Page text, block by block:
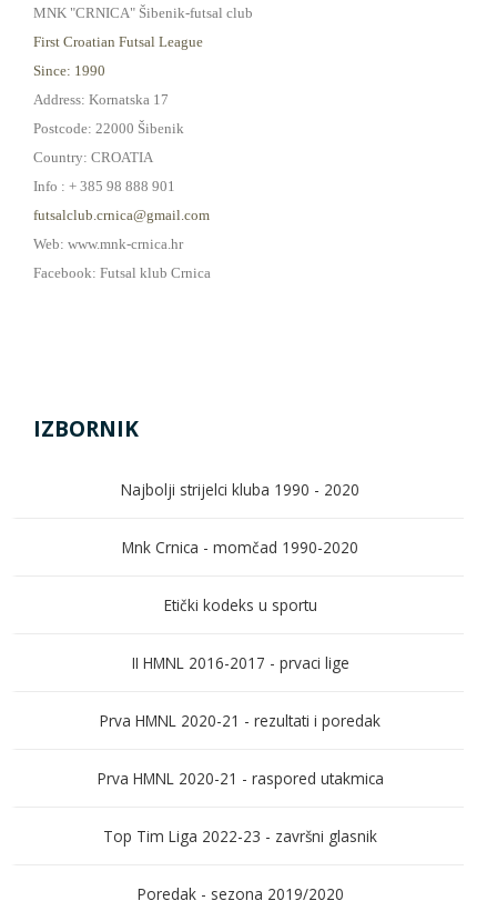
MNK "CRNICA" Šibenik-futsal club
First Croatian Futsal League
Since: 1990
Address: Kornatska 17
Postcode: 22000 Šibenik
Country: CROATIA
Info : + 385 98 888 901
futsalclub.crnica@gmail.com
Web: www.mnk-crnica.hr
Facebook: Futsal klub Crnica
IZBORNIK
Najbolji strijelci kluba 1990 - 2020
Mnk Crnica - momčad 1990-2020
Etički kodeks u sportu
II HMNL 2016-2017 - prvaci lige
Prva HMNL 2020-21 - rezultati i poredak
Prva HMNL 2020-21 - raspored utakmica
Top Tim Liga 2022-23 - završni glasnik
Poredak - sezona 2019/2020